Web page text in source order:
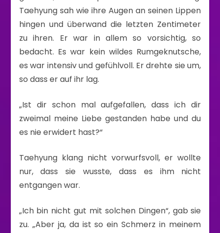
Taehyung sah wie ihre Augen an seinen Lippen
hingen und überwand die letzten Zentimeter
zu ihren. Er war in allem so vorsichtig, so
bedacht. Es war kein wildes Rumgeknutsche,
es war intensiv und gefühlvoll. Er drehte sie um,
so dass er auf ihr lag.
„Ist dir schon mal aufgefallen, dass ich dir
zweimal meine Liebe gestanden habe und du
es nie erwidert hast?“
Taehyung klang nicht vorwurfsvoll, er wollte
nur, dass sie wusste, dass es ihm nicht
entgangen war.
„Ich bin nicht gut mit solchen Dingen“, gab sie
zu. „Aber ja, da ist so ein Schmerz in meinem